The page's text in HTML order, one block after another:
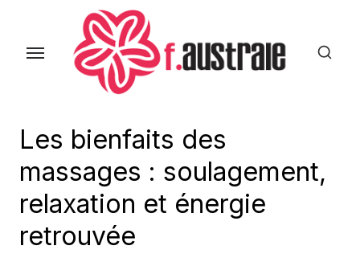
Les bienfaits des
massages : soulagement,
relaxation et énergie
retrouvée